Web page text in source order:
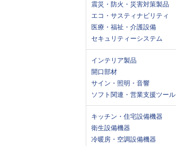
震災・防火・災害対策製品
エコ・サスティナビリティ
医療・福祉・介護設備
セキュリティーシステム
インテリア製品
開口部材
サイン・照明・音響
ソフト関連・営業支援ツール
キッチン・住宅設備機器
衛生設備機器
冷暖房・空調設備機器